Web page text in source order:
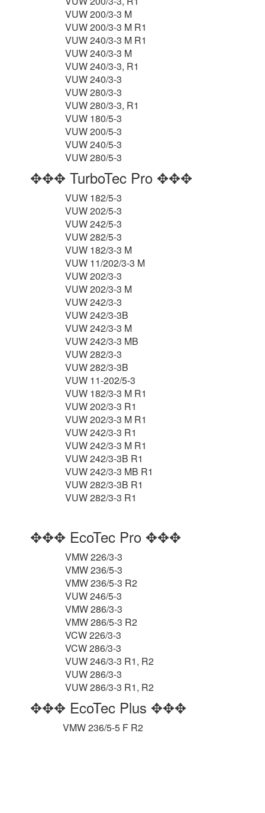
VUW 200/3-3 M
VUW 200/3-3 M R1
VUW 240/3-3 M R1
VUW 240/3-3 M
VUW 240/3-3, R1
VUW 240/3-3
VUW 280/3-3
VUW 280/3-3, R1
VUW 180/5-3
VUW 200/5-3
VUW 240/5-3
VUW 280/5-3
✥✥✥ TurboTec Pro ✥✥✥
VUW 182/5-3
VUW 202/5-3
VUW 242/5-3
VUW 282/5-3
VUW 182/3-3 M
VUW 11/202/3-3 M
VUW 202/3-3
VUW 202/3-3 M
VUW 242/3-3
VUW 242/3-3B
VUW 242/3-3 M
VUW 242/3-3 MB
VUW 282/3-3
VUW 282/3-3B
VUW 11-202/5-3
VUW 182/3-3 M R1
VUW 202/3-3 R1
VUW 202/3-3 M R1
VUW 242/3-3 R1
VUW 242/3-3 M R1
VUW 242/3-3B R1
VUW 242/3-3 MB R1
VUW 282/3-3B R1
VUW 282/3-3 R1
✥✥✥ EcoTec Pro ✥✥✥
VMW 226/3-3
VMW 236/5-3
VMW 236/5-3 R2
VUW 246/5-3
VMW 286/3-3
VMW 286/5-3 R2
VCW 226/3-3
VCW 286/3-3
VUW 246/3-3 R1, R2
VUW 286/3-3
VUW 286/3-3 R1, R2
✥✥✥ EcoTec Plus ✥✥✥
VMW 236/5-5 F R2